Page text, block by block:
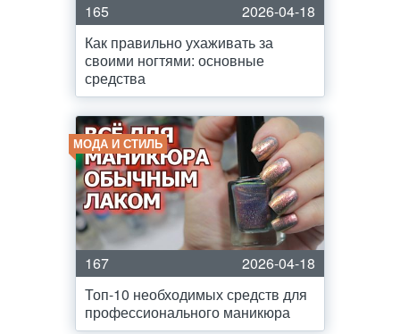
165
2026-04-18
Как правильно ухаживать за
своими ногтями: основные
средства
МОДА И СТИЛЬ
167
2026-04-18
Топ-10 необходимых средств для
профессионального маникюра